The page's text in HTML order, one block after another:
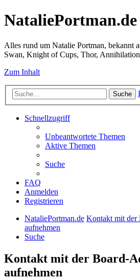
NataliePortman.de
Alles rund um Natalie Portman, bekannt
Swan, Knight of Cups, Thor,
Zum Inhalt
Suche
Schnellzugriff
Unbeantwortete Themen
Aktive Themen
Suche
FAQ
Anmelden
Registrieren
NataliePortman.de Kontakt mit der
aufnehmen
Suche
Kontakt mit der Board-
aufnehmen